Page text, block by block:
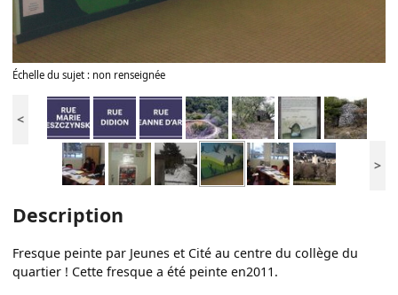
Échelle du sujet : non renseignée
<
>
Description
Fresque peinte par Jeunes et Cité au centre du collège du
quartier ! Cette fresque a été peinte en2011.